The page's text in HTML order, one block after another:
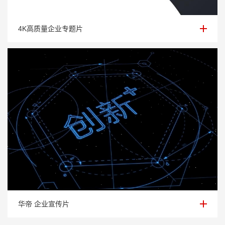
4K高质量企业专题片
4K高质量企业专题片
华帝 企业宣传片
华帝 企业宣传片